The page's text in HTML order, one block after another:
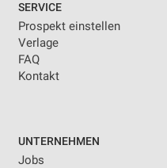
SERVICE
Prospekt einstellen
Verlage
FAQ
Kontakt
UNTERNEHMEN
Jobs